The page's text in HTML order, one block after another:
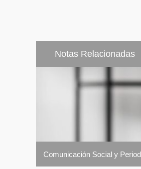
Notas Relacionadas
Comunicación Social y